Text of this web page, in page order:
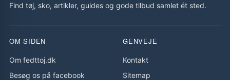
Find tøj, sko, artikler, guides og gode tilbud samlet ét sted.
OM SIDEN
Om fedttoj.dk
Besøg os på facebook
GENVEJE
Kontakt
Sitemap